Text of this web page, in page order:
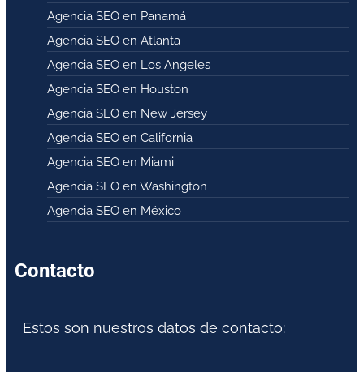
Agencia SEO en Panamá
Agencia SEO en Atlanta
Agencia SEO en Los Angeles
Agencia SEO en Houston
Agencia SEO en New Jersey
Agencia SEO en California
Agencia SEO en Miami
Agencia SEO en Washington
Agencia SEO en México
Contacto
Estos son nuestros datos de contacto: